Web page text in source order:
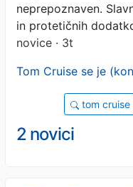
neprepoznaven.
in protetičnih
novice · 3t
Tom Cruise se je
tom cruise
2 novici